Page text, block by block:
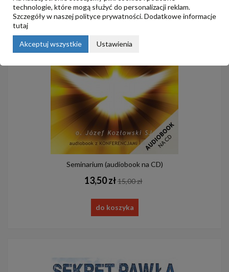
Seminarium (audiobook na CD)
13,50 zł15,00 zł
do koszyka
technologie, które mogą służyć do personalizacji reklam.
Szczegóły w naszejpolityce prywatności. Dodatkowe informacje
tutaj
Akceptuj wszystkie Ustawienia